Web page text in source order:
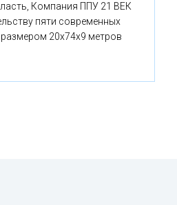
Компания ППУ 21 ВЕК
пяти современных
20x74x9 метров